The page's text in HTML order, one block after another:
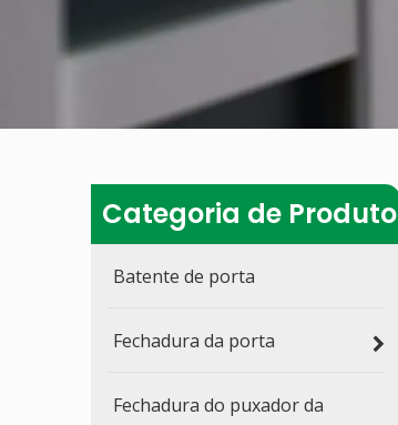
Categoria de Produto
Batente de porta
Fechadura da porta
Fechadura do puxador da